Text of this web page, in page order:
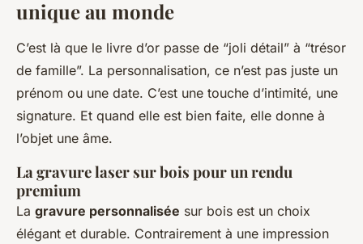
unique au monde
C’est là que le livre d’or passe de “joli détail” à “trésor
de famille”. La personnalisation, ce n’est pas juste un
prénom ou une date. C’est une touche d’intimité, une
signature. Et quand elle est bien faite, elle donne à
l’objet une âme.
La gravure laser sur bois pour un rendu
premium
La gravure personnalisée sur bois est un choix
élégant et durable. Contrairement à une impression